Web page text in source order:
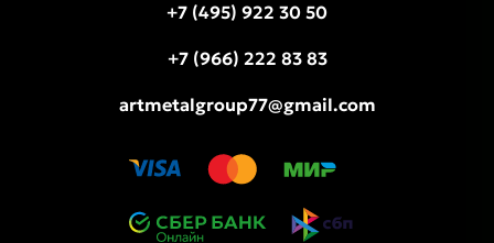
+7 (495) 922 30 50
+7 (966) 222 83 83
artmetalgroup77@gmail.com